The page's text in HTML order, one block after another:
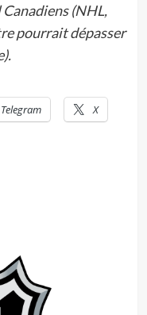
(NHL,
pourrait dépasser
Telegram X